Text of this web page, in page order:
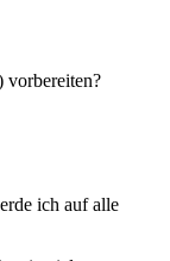
vorbereiten?
ich auf alle